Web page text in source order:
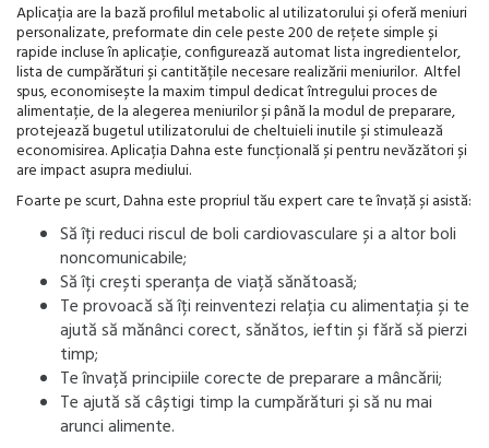
Aplicația are la bază profilul metabolic al utilizatorului și oferă meniuri
personalizate, preformate din cele peste 200 de rețete simple și
rapide incluse în aplicație, configurează automat lista ingredientelor,
lista de cumpărături și cantitățile necesare realizării meniurilor. Altfel
spus, economisește la maxim timpul dedicat întregului proces de
alimentație, de la alegerea meniurilor și până la modul de preparare,
protejează bugetul utilizatorului de cheltuieli inutile și stimulează
economisirea. Aplicația Dahna este funcțională și pentru nevăzători și
are impact asupra mediului.
Foarte pe scurt, Dahna este propriul tău expert care te învață și asistă:
Să îți reduci riscul de boli cardiovasculare și a altor boli
noncomunicabile;
Să îți crești speranța de viață sănătoasă;
Te provoacă să îți reinventezi relația cu alimentația și te
ajută să mănânci corect, sănătos, ieftin și fără să pierzi
timp;
Te învață principiile corecte de preparare a mâncării;
Te ajută să câștigi timp la cumpărături și să nu mai
arunci alimente.